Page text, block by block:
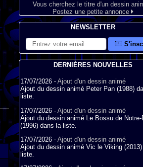
Vous cherchez le titre d'un dessin
Postez une petite annonce
NEWSLETTER
DERNIÈRES NOUVELLES
17/07/2026 - Ajout d'un dessin animé
Ajout du dessin animé Peter Pan (1988)
liste.
17/07/2026 - Ajout d'un dessin animé
Ajout du dessin animé Le Bossu de Notre-
(1996) dans la liste.
17/07/2026 - Ajout d'un dessin animé
Ajout du dessin animé Vic le Viking
liste.